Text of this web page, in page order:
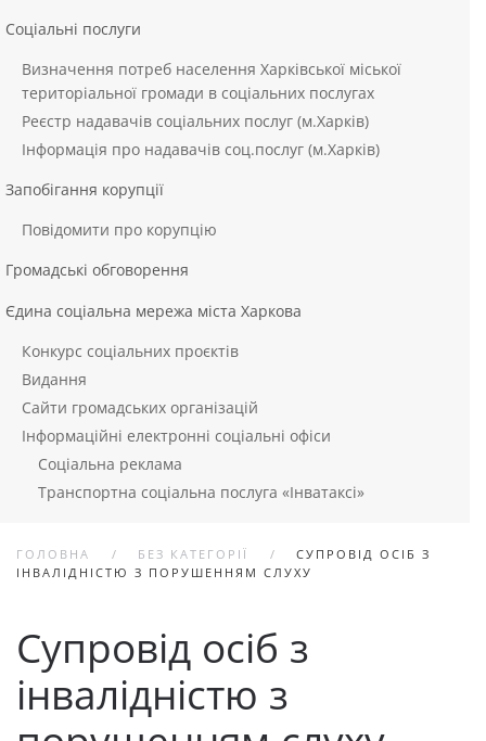
Соціальні послуги
Визначення потреб населення Харківської міської
територіальної громади в соціальних послугах
Реєстр надавачів соціальних послуг (м.Харків)
Інформація про надавачів соц.послуг (м.Харків)
Запобігання корупції
Повідомити про корупцію
Громадські обговорення
Єдина соціальна мережа міста Харкова
Конкурс соціальних проєктів
Видання
Сайти громадських організацій
Інформаційні електронні соціальні офіси
Соціальна реклама
Транспортна соціальна послуга «Інватаксі»
ГОЛОВНА БЕЗ КАТЕГОРІЇ
СУПРОВІД ОСІБ З
ІНВАЛІДНІСТЮ З ПОРУШЕННЯМ СЛУХУ
Супровід осіб з
інвалідністю з